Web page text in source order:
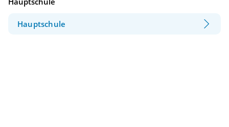
Hauptschule